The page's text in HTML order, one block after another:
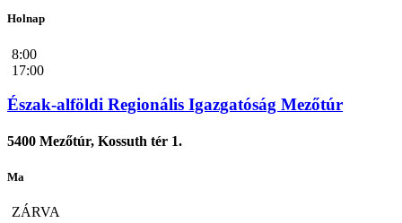
Holnap
8:00
17:00
Észak-alföldi Regionális Igazgatóság Mezőtúr
5400 Mezőtúr, Kossuth tér 1.
Ma
ZÁRVA